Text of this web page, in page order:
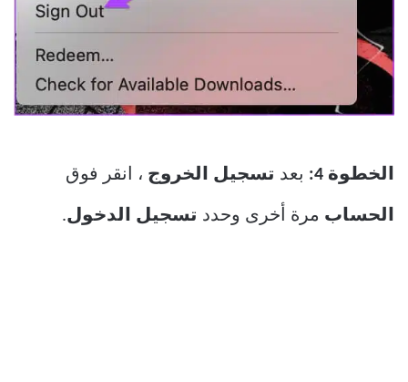
الخطوة 4: بعد تسجيل الخروج ، انقر فوق
الحساب مرة أخرى وحدد تسجيل الدخول.